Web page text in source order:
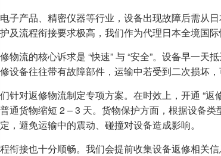
子产品、精密仪器等行业，设备出现故障后需从
及流程衔接要求极高，我们作为代理日本全境国
物流的核心诉求是 “快速” 与 “安全”。设备早一
设备往往带有故障部件，运输中若受到二次损坏，
针对返修物流制定专项方案。在时效上，开通 “
通货物缩短 2 – 3 天。货物保护方面，根据设备
，避免运输中的震动、碰撞对设备造成影响。
衔接也十分顺畅。我们会提前收集设备返修相关